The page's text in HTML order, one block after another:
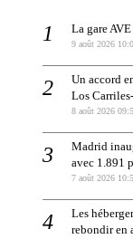
La gare
9 août 2026
Un accord
Los
8 août 2026
Madrid
avec 1.891
7 août 2026
Les
rebondir en